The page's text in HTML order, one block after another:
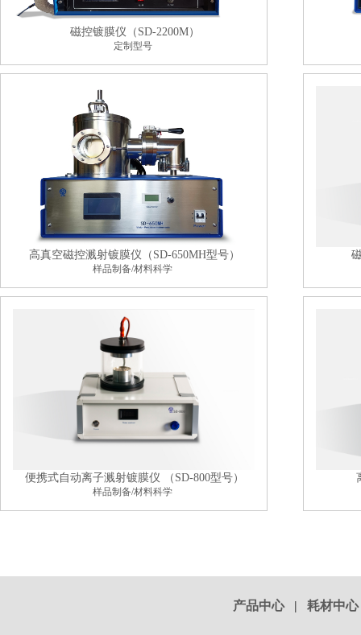
磁控镀膜仪（SD-2200M）
定制型号
高真空磁控溅射镀膜仪（SD-650MH型号）
样品制备/材料科学
便携式自动离子溅射镀膜仪 （SD-800型号）
样品制备/材料科学
产品中心|耗材中心